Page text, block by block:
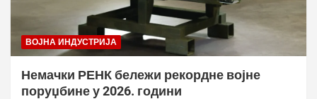
ВОЈНА ИНДУСТРИЈА
Немачки РЕНК бележи рекордне војне
поруџбине у 2026. години